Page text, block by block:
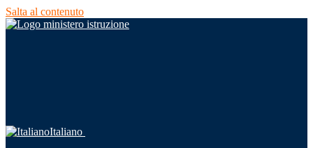
Salta al contenuto
Italiano